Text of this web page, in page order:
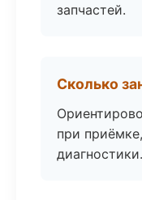
запчастей.
Сколько
при
диагностики.